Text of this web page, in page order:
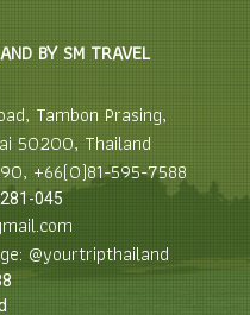
BY SM TRAVEL
Tambon Prasing,
50200, Thailand
+66(0)81-595-7588
045
@yourtripthailand